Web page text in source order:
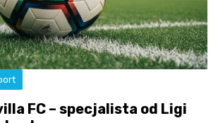
FC – specjalista od Ligi